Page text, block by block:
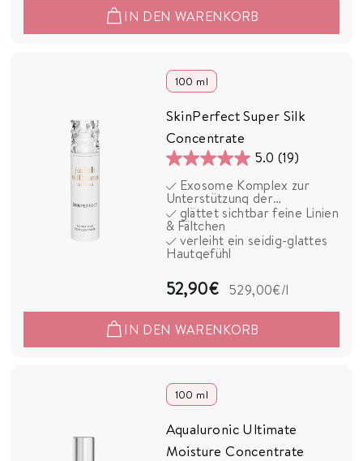
,
IN DEN WARENKORB
100 ml
SkinPerfect Super Silk
Concentrate
5.0 (19)
5.0
von
5
Sternen.
19
Exosome Komplex zur
Unterstützung der
Hautregeneration
glättet sichtbar feine Linien
& Fältchen
verleiht ein seidig-glattes
Hautgefühl
52,90€5
2
,
529,00€/l
IN DEN WARENKORB
100 ml
Aqualuronic Ultimate
Moisture Concentrate